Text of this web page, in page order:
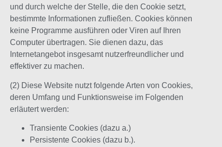
und durch welche der Stelle, die den Cookie setzt,
bestimmte Informationen zufließen. Cookies können
keine Programme ausführen oder Viren auf Ihren
Computer übertragen. Sie dienen dazu, das
Internetangebot insgesamt nutzerfreundlicher und
effektiver zu machen.
(2) Diese Website nutzt folgende Arten von Cookies,
deren Umfang und Funktionsweise im Folgenden
erläutert werden:
Transiente Cookies (dazu a.)
Persistente Cookies (dazu b.).